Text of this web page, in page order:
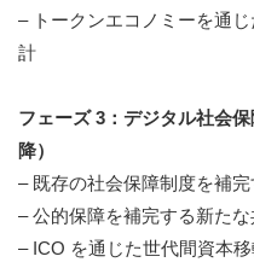
– トークンエコノミーを通
計
フェーズ 3：デジタル社会
降）
– 既存の社会保障制度を補
– 公的保障を補完する新た
– ICO を通じた世代間資本